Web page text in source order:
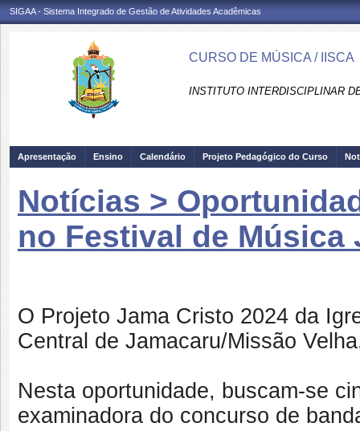
SIGAA - Sistema Integrado de Gestão de Atividades Acadêmicas
CURSO DE MÚSICA / IISCA
INSTITUTO INTERDISCIPLINAR
Apresentação Ensino Calendário Projeto Pedagógico do Curso
Notícias >
no Festival de Música
O Projeto Jama Cristo 2024 da
Central de Jamacaru/Missão
Nesta oportunidade, buscam-se
examinadora do concurso de